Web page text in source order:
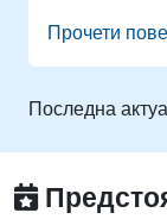
на
Да
Прочети
Последна